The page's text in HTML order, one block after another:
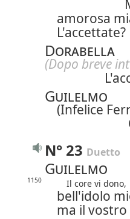
amorosa
L'accettate?
Dorabella
(Dopo breve
Guilelmo
(Infelice
N° 23 Duetto
Guilelmo
1150 Il core vi dono,
bell'idolo
ma il